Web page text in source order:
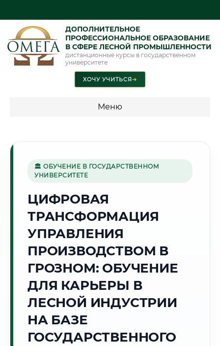
ДОПОЛНИТЕЛЬНОЕ
ПРОФЕССИОНАЛЬНОЕ ОБРАЗОВАНИЕ
В СФЕРЕ ЛЕСНОЙ ПРОМЫШЛЕННОСТИ
дистанционные курсы в государственном
университете
ХОЧУ УЧИТЬСЯ➜
Меню
промышленность"
🕌
Г. ГРОЗНЫЙ
Точное местное время:
21:25:50
Четверг, 6 Августа
🌅 Восход:04:52 🌇 Закат:19:13
Световой день:
🏛 ОБУЧЕНИЕ В ГОСУДАРСТВЕННОМ
УНИВЕРСИТЕТЕ
ЦИФРОВАЯ
ТРАНСФОРМАЦИЯ
УПРАВЛЕНИЯ
ПРОИЗВОДСТВОМ В
ГРОЗНОМ: ОБУЧЕНИЕ
ДЛЯ КАРЬЕРЫ В
ЛЕСНОЙ ИНДУСТРИИ
НА БАЗЕ
ГОСУДАРСТВЕННОГО